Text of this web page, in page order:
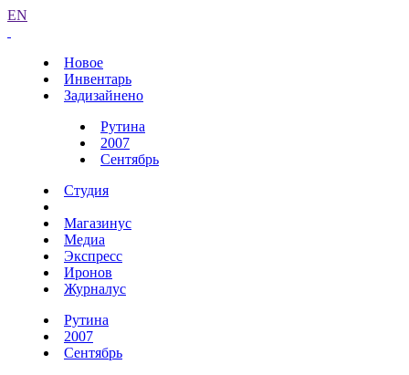
EN
Новое
Инвентарь
Задизайнено
Рутина
2007
Сентябрь
Студия
Магазинус
Медиа
Экспресс
Иронов
Журналус
Рутина
2007
Сентябрь